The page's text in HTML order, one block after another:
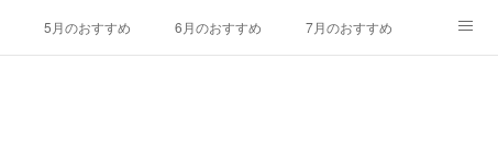
5月のおすすめ 6月のおすすめ 7月のおすすめ